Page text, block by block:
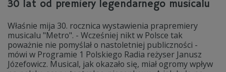
30 lat od premiery legendarnego musicalu
Właśnie mija 30. rocznica wystawienia prapremiery
musicalu "Metro". - Wcześniej nikt w Polsce tak
poważnie nie pomyślał o nastoletniej publiczności -
mówi w Programie 1 Polskiego Radia reżyser Janusz
Józefowicz. Musical, jak okazało się, miał ogromy wpływ